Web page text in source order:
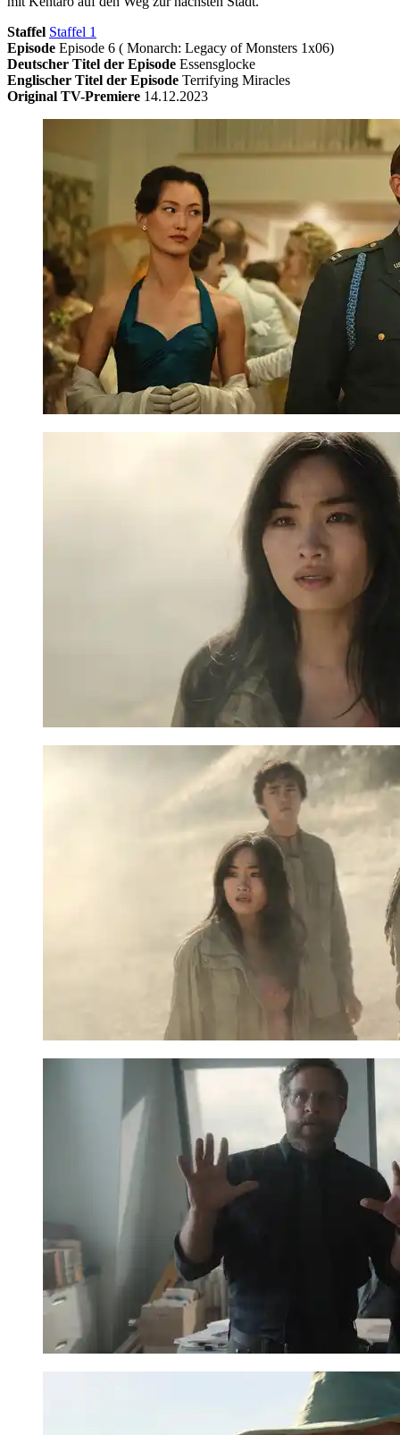
Staffel Staffel 1
Episode Episode 6 ( Monarch: Legacy of Monsters 1x06)
Deutscher Titel der Episode Essensglocke
Englischer Titel der Episode Terrifying Miracles
Original TV-Premiere 14.12.2023